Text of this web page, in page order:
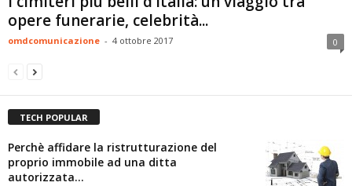
opere funerarie, celebrità...
omdcomunicazione - 4 ottobre 2017 0
TECH POPULAR
Perchè affidare la ristrutturazione del
proprio immobile ad una ditta
autorizzata...